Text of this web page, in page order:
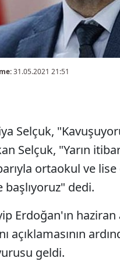
31.05.2021 21:51
Selçuk,
Selçuk, "Yarın
ortaokul ve
dedi.
Erdoğan'ın
açıklamasının
geldi.